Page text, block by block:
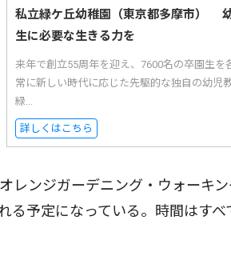
私立緑ケ丘幼稚園（東京都多摩市）
生に必要な生きる力を
来年で創立55周年を迎え、7600名の卒園生を
常に新しい時代に応じた先駆的な独自の幼児
緑...
詳しくはこちら
レンジガーデニング・ウォーキ
る予定になっている。時間はすべ